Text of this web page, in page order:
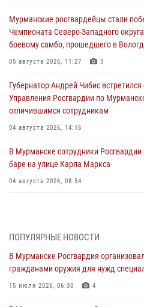
Мурманские росгвардейцы стали
Чемпионата Северо-Западного
боевому самбо, прошедшего в
05 августа 2026, 11:27 3
Губернатор Андрей Чибис
Управления Росгвардии по
отличившимся сотрудникам
04 августа 2026, 14:16
В Мурманске сотрудники
баре на улице Карла Маркса
04 августа 2026, 08:54
03 августа 2026, 12:23 4
Сотрудники вневедомственной
хулиганские действия дебошира на
города Кандалакши
ПОПУЛЯРНЫЕ НОВОСТИ
В Мурманске Росгвардия
гражданами оружия для нужд
15 июля 2026, 06:30 4